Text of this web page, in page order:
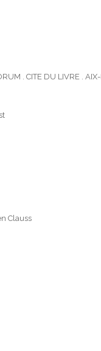
. CITE DU LIVRE .
Clauss